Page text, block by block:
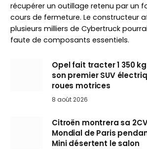
récupérer un outillage retenu par un
cours de fermeture. Le constructeur
plusieurs milliers de Cybertruck
faute de composants essentiels.
Opel fait tracter 1 350
son premier SUV
roues motrices
8 août 2026
Citroën montrera sa
Mondial de Paris
Mini désertent le salon